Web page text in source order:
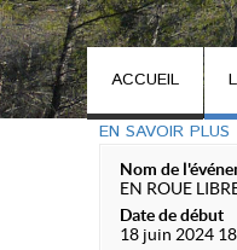
ACCUEIL
EN SAVOIR PLUS
Nom de
EN ROUE
Date de début
18 juin 2024